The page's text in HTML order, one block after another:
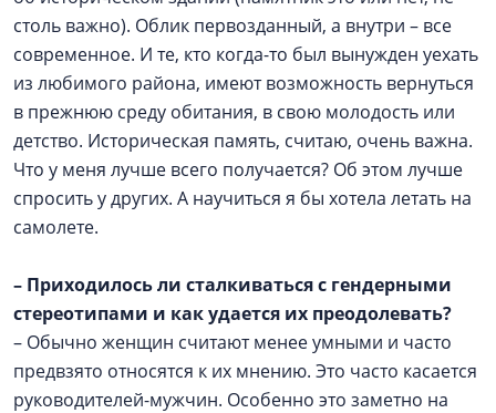
столь важно). Облик первозданный, а внутри – все
современное. И те, кто когда-то был вынужден уехать
из любимого района, имеют возможность вернуться
в прежнюю среду обитания, в свою молодость или
детство. Историческая память, считаю, очень важна.
Что у меня лучше всего получается? Об этом лучше
спросить у других. А научиться я бы хотела летать на
самолете.
– Приходилось ли сталкиваться с гендерными
стереотипами и как удается их преодолевать?
– Обычно женщин считают менее умными и часто
предвзято относятся к их мнению. Это часто касается
руководителей-мужчин. Особенно это заметно на